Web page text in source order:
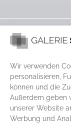
Wir verwenden
personalisieren,
können und die
Außerdem geben
unserer Website
Werbung und